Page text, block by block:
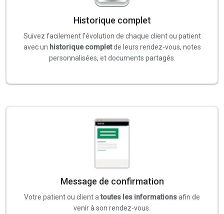
Historique complet
Suivez facilement l'évolution de chaque client ou patient
avec un historique completde leurs rendez-vous, notes
personnalisées, et documents partagés.
Message de confirmation
Votre patient ou client atoutes les informationsafin de
venir à son rendez-vous.